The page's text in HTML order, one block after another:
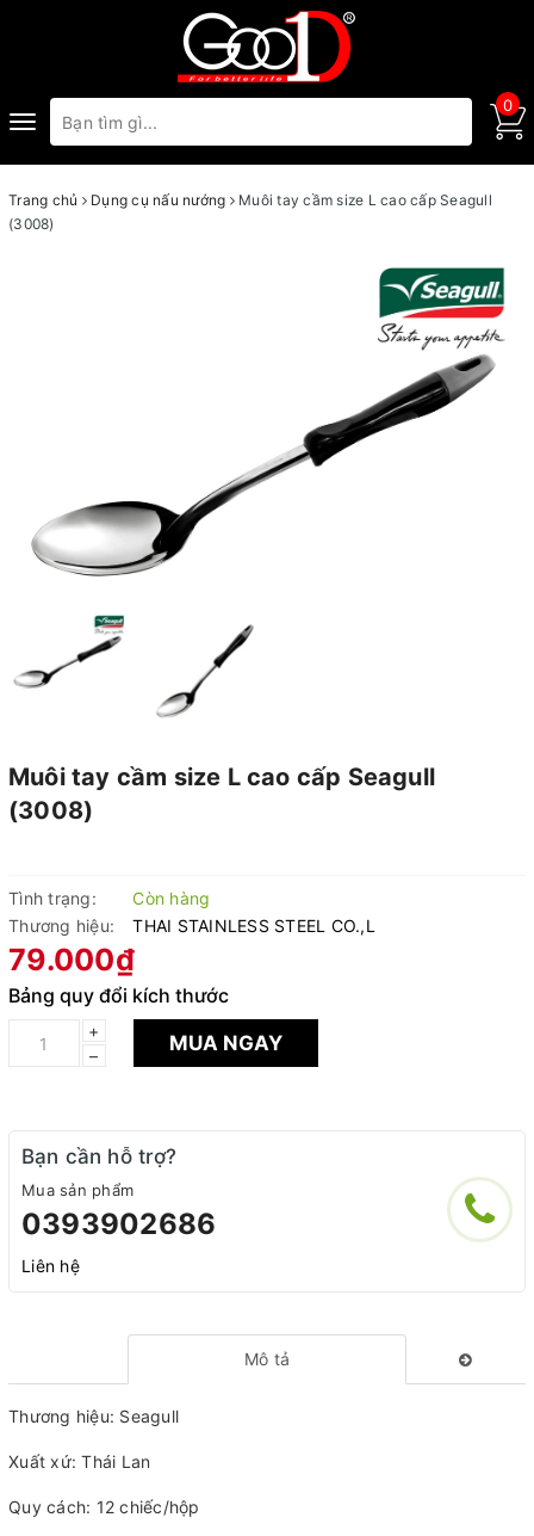
Toggle
0
Trang chủ Dụng cụ nấu nướng
Muôi tay cầm size L cao cấp Seagull
(3008)
Muôi tay cầm size L cao cấp Seagull
(3008)
Tình trạng:
Còn hàng
Thương hiệu:
THAI STAINLESS STEEL CO.,L
79.000₫
Bảng quy đổi kích thước
+
–
MUA NGAY
Bạn cần hỗ trợ?
Mua sản phẩm
0393902686
Liên hệ
Mô tả
Thương hiệu: Seagull
Xuất xứ: Thái Lan
Quy cách: 12 chiếc/hộp